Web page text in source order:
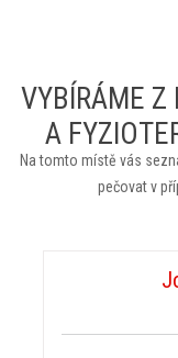
VYBÍRÁME Z
A
Na tomto místě vás
pečovat v